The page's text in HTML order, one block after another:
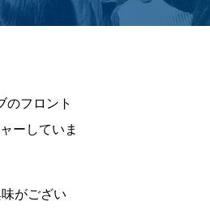
のフロント
ーしていま
がござい